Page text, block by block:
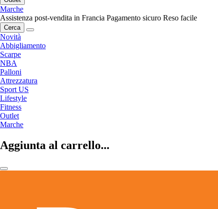
Marche
Assistenza post-vendita in Francia Pagamento sicuro Reso facile
Cerca
Novità
Abbigliamento
Scarpe
NBA
Palloni
Attrezzatura
Sport US
Lifestyle
Fitness
Outlet
Marche
Aggiunta al carrello...